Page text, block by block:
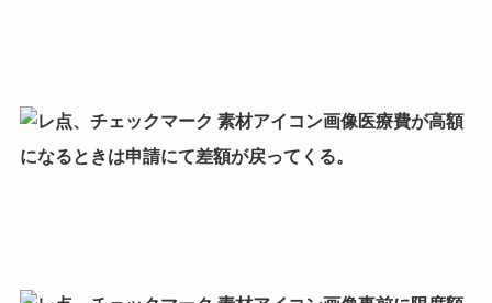
医療費が高額
になるときは申請にて差額が戻ってくる。